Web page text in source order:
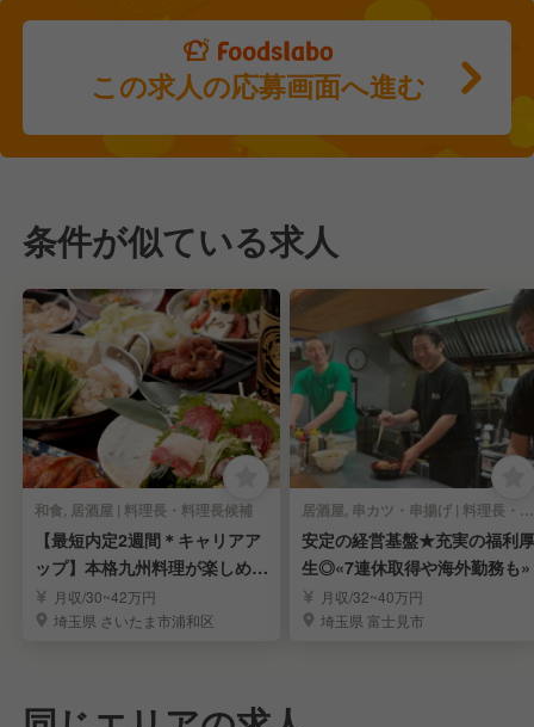
この求人の応募画面へ進む
条件が似ている求人
和食, 居酒屋 | 料理長・料理長候補
【最短内定2週間＊キャリアア
ップ】本格九州料理が楽しめる
居酒屋｜北浦和駅
月収/30~42万円
埼玉県 さいたま市浦和区
居酒屋, 串カツ・串揚げ | 料理長・料理長候補
安定の経営基盤★充実の福利厚
生◎«7連休取得や海外勤務も»
月収/32~40万円
埼玉県 富士見市